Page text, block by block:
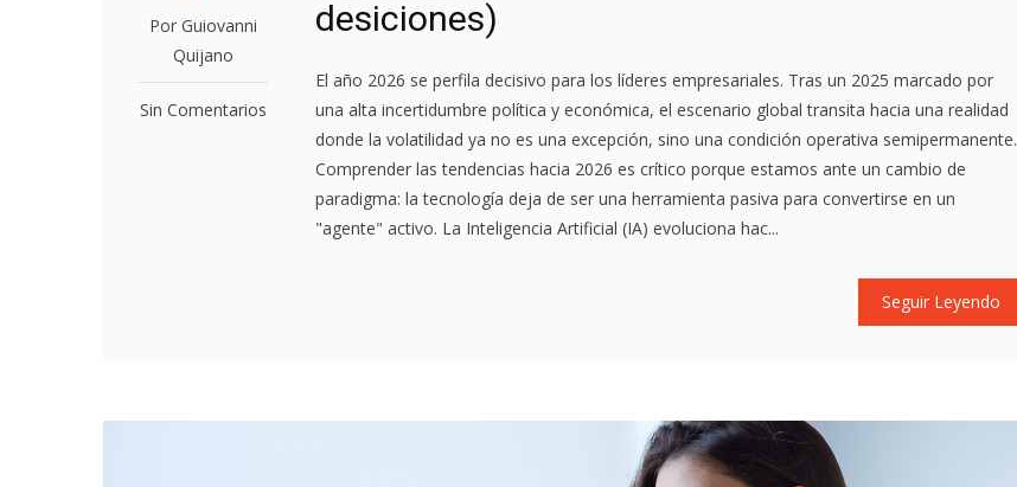
Por Guiovanni
Quijano
Sin Comentarios
desiciones)
El año 2026 se perfila decisivo para los líderes empresariales. Tras un 2025 marcado por
una alta incertidumbre política y económica, el escenario global transita hacia una realidad
donde la volatilidad ya no es una excepción, sino una condición operativa semipermanente.
Comprender las tendencias hacia 2026 es crítico porque estamos ante un cambio de
paradigma: la tecnología deja de ser una herramienta pasiva para convertirse en un
"agente" activo. La Inteligencia Artificial (IA) evoluciona hac...
Seguir Leyendo